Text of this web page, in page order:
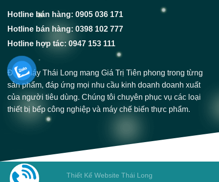
Hotline bán hàng: 0905 036 171
Hotline bán hàng: 0398 102 777
Hotline hợp tác: 0947 153 111
Điện Máy Thái Long mang Giá Trị Tiên phong trong từng
sản phẩm, đáp ứng mọi nhu cầu kinh doanh doanh xuất
của người tiêu dùng. Chúng tôi chuyên phục vụ các loại
thiết bị bếp công nghiệp và máy chế biến thực phẩm.
Thiết Kế Website Thái Long